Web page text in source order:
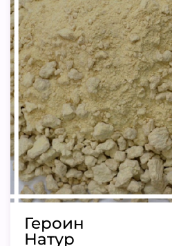
Героин
Натур